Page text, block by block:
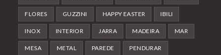
FLORES GUZZINI HAPPY EASTER IBILI
INOX INTERIOR JARRA MADEIRA MAR
MESA METAL PAREDE PENDURAR